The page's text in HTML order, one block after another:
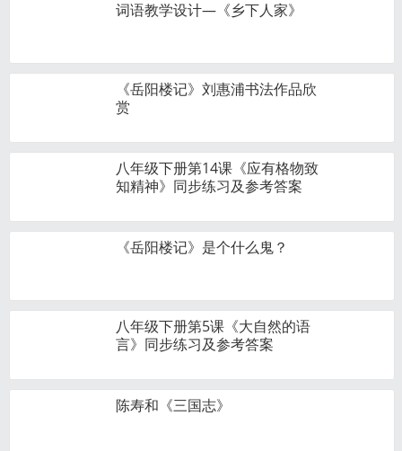
词语教学设计—《乡下人家》
《岳阳楼记》刘惠浦书法作品欣
赏
八年级下册第14课《应有格物致
知精神》同步练习及参考答案
《岳阳楼记》是个什么鬼？
八年级下册第5课《大自然的语
言》同步练习及参考答案
陈寿和《三国志》